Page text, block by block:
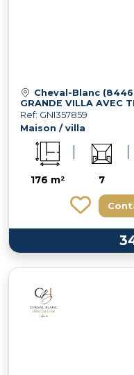
Cheval-Blanc
GRANDE VILLA AVEC
Ref: GNI357859
Maison / villa
176 m² 7